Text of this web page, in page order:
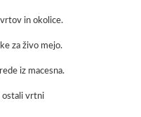
in okolice.
za živo mejo.
iz macesna.
ostali vrtni